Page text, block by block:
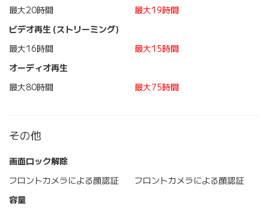
最大20時間
最大19時間
ビデオ再生 (ストリーミング)
最大16時間
最大15時間
オーディオ再生
最大80時間
最大75時間
その他
画面ロック解除
フロントカメラによる顔認証
フロントカメラによる顔認証
容量